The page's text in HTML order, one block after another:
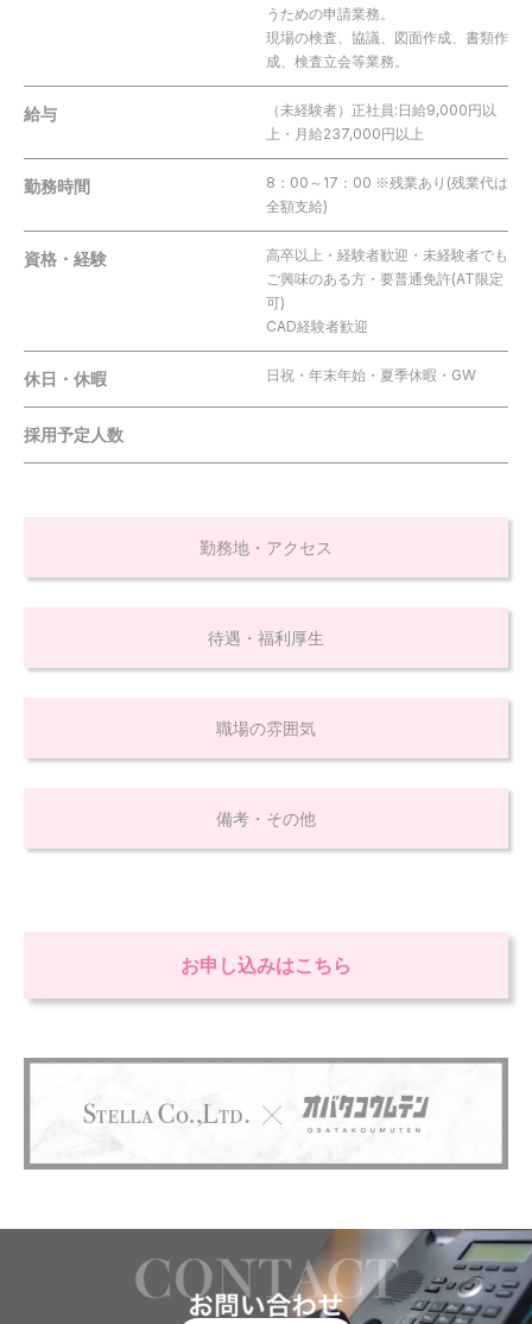
勤務地・アクセス
待遇・福利厚生
職場の雰囲気
備考・その他
うための申請業務。
現場の検査、協議、図面作成、書類作
成、検査立会等業務。
給与
（未経験者）正社員:日給9,000円以
上・月給237,000円以上
勤務時間
8：00～17：00 ※残業あり(残業代は
全額支給)
資格・経験
高卒以上・経験者歓迎・未経験者でも
ご興味のある方・要普通免許(AT限定
可)
CAD経験者歓迎
休日・休暇 日祝・年末年始・夏季休暇・GW
採用予定人数
お申し込みはこちら